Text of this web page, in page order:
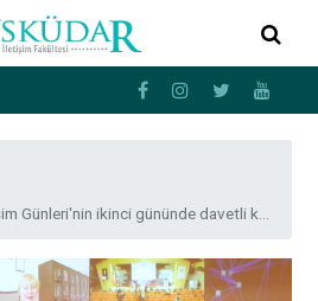
gününde davetli konuşmacıların gündeminde veri sömürgeciliği vardı